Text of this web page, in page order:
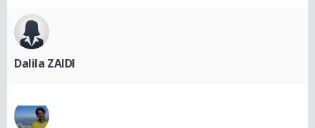
Dalila ZAIDI